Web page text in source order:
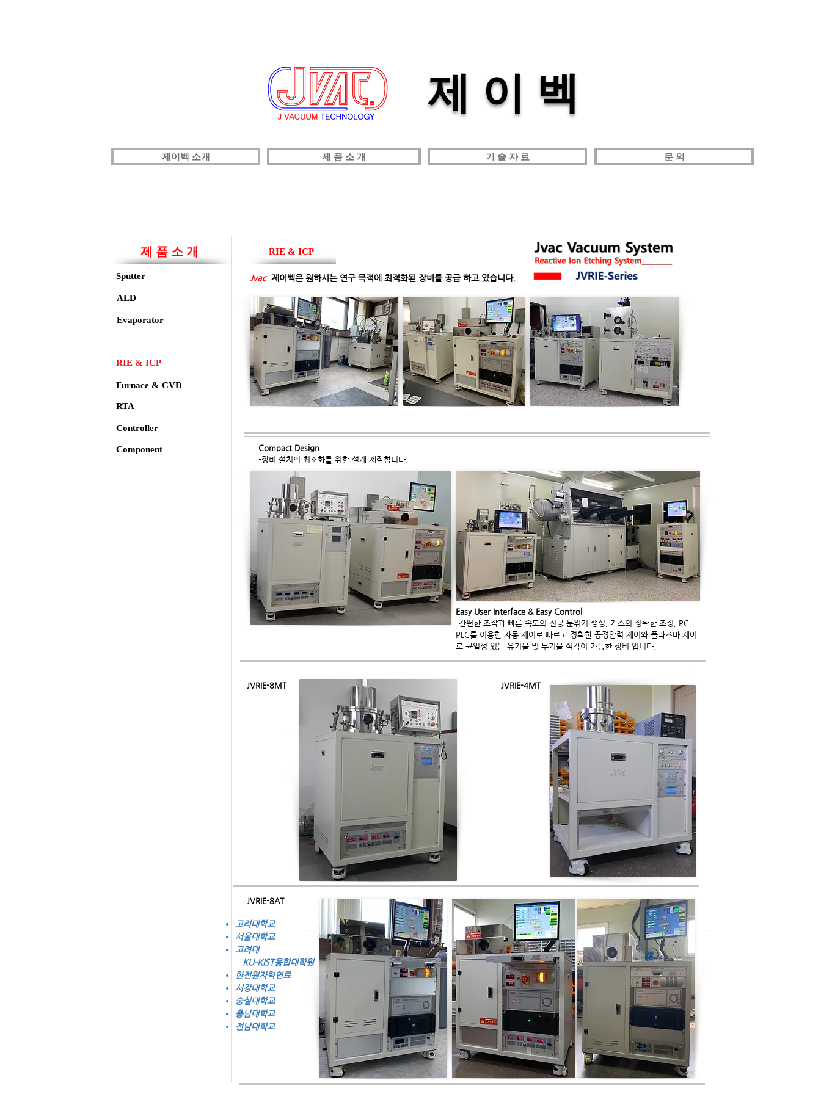
제 이 벡
제이벡 소개 제 품 소 개 기 술 자 료 문 의
Sputter
제 품 소 개
ALD
Evaporator
RIE & ICP
Furnace & CVD
RTA
Controller
Component
RIE & ICP
Jvac. 제이벡은 원하시는 연구 목적에 최적화된 장비를 공급 하고 있습니다.
Compact Design
​-장비 설치의 최소화를 위한 설계 제작합니다.
Easy User Interface & Easy Control
​-간편한 조작과 빠른 속도의 진공 분위기 생성, 가스의 정확한 조정, PC,
PLC를 이용한 자동 제어로 빠르고 정확한 공정압력 제어와 플라즈마 제어
로 균일성 있는 유기물 및 무기물 식각이 가능한 장비 입니다.
JVRIE-8MT JVRIE-4MT
JVRIE-8AT
고려대학교
서울대학교
고려대
KU-KIST융합대학원
한전원자력연료
서강대학교
숭실대학교
​충남대학교
​전남대학교